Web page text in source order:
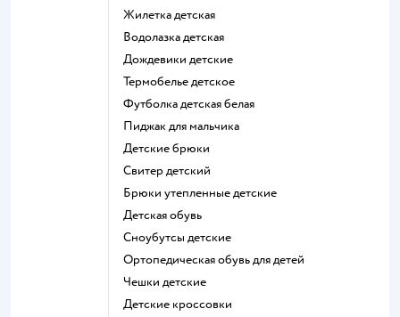
Жилетка детская
Водолазка детская
Дождевики детские
Термобелье детское
Футболка детская белая
Пиджак для мальчика
Детские брюки
Свитер детский
Брюки утепленные детские
Детская обувь
Сноубутсы детские
Ортопедическая обувь для детей
Чешки детские
Детские кроссовки